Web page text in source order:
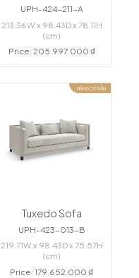
UPH-424-211-A
213.36W x 98.43D x 78.11H
(cm)
Price: 205.997.000 ₫
HÀNG CÓ SẴN
Tuxedo Sofa
UPH-423-013-B
219.71W x 98.43D x 75.57H
(cm)
Price: 179.652.000 ₫